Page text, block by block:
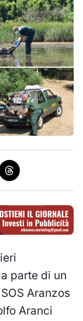
ieri
parte di un
Aranzos
Aranci